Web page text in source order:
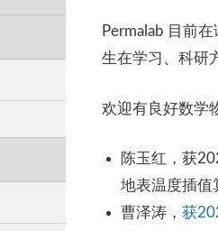
Permalab 目前
生在学习、科研
欢迎有良好数学
陈玉红，获
地表温度插值
曹泽涛，获